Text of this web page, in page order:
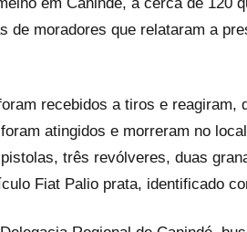
de moradores que relataram a
recebidos a tiros e reagiram,
atingidos e morreram no
três revólveres, duas
Fiat Palio prata, identificado